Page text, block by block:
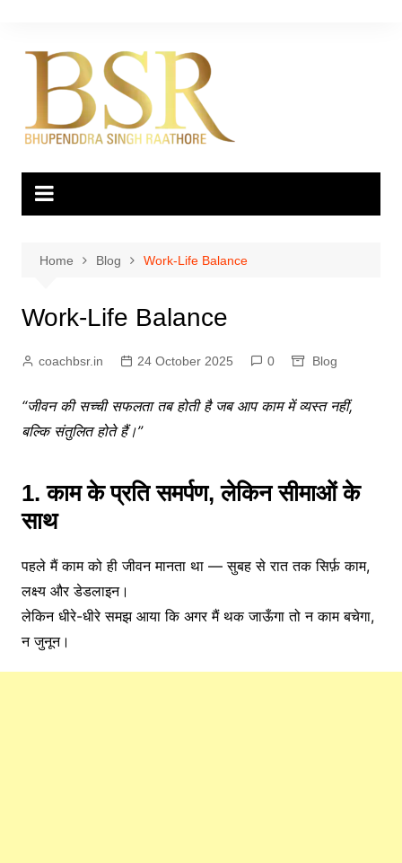
content
Home Blog Work-Life Balance
Work-Life Balance
coachbsr.in 24 October 2025 0 Blog
“जीवन की सच्ची सफलता तब होती है जब आप काम में व्यस्त नहीं,
बल्कि संतुलित होते हैं।”
1. काम के प्रति समर्पण, लेकिन सीमाओं के
साथ
पहले मैं काम को ही जीवन मानता था — सुबह से रात तक सिर्फ़ काम,
लक्ष्य और डेडलाइन।
लेकिन धीरे-धीरे समझ आया कि अगर मैं थक जाऊँगा तो न काम बचेगा,
न जुनून।